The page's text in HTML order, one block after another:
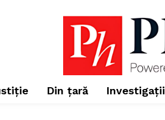
Din țară Investigații